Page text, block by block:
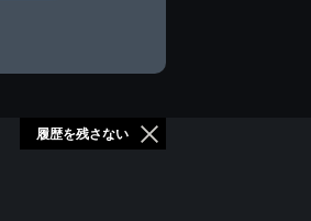
履歴を残さない